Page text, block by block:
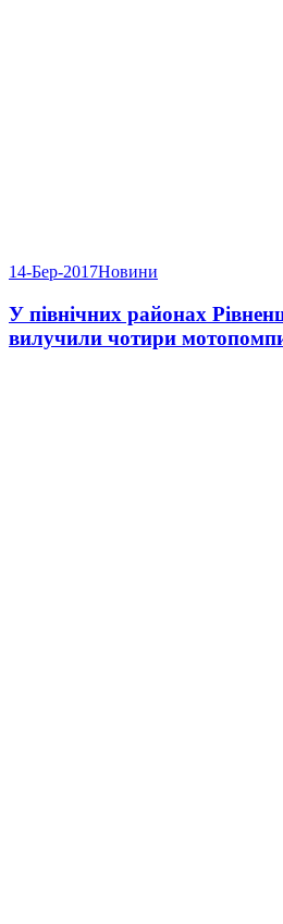
14-Бер-2017Новини
У північних районах
вилучили чотири